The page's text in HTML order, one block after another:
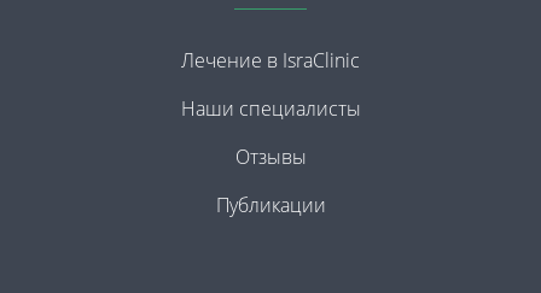
Лечение в IsraClinic
Наши специалисты
Отзывы
Публикации